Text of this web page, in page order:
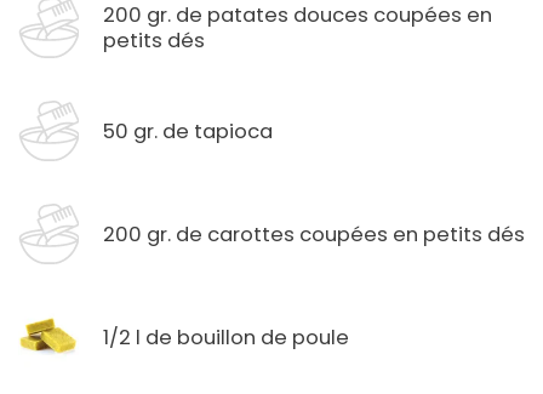
200 gr. de patates douces coupées en
petits dés
50 gr. de tapioca
200 gr. de carottes coupées en petits dés
1/2 l de bouillon de poule